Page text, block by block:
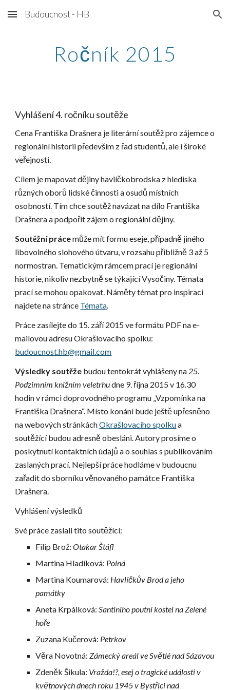
Skip to main content Skip to navigation
Budoucnost - HB
Ročník 2015
Vyhlášení 4. ročníku soutěže
Cena Františka Drašnera je literární soutěž pro zájemce o
regionální historii především z řad studentů, ale i široké
veřejnosti.
Cílem je mapovat dějiny havlíčkobrodska z hlediska
různých oborů lidské činnosti a osudů místních
osobností. Tím chce soutěž navázat na dílo Františka
Drašnera a podpořit zájem o regionální dějiny.
Soutěžní práce může mít formu eseje, případně jiného
libovolného slohového útvaru, v rozsahu přibližně 3 až 5
normostran. Tematickým rámcem prací je regionální
historie, nikoliv nezbytně se týkající Vysočiny. Témata
prací se mohou opakovat. Náměty témat pro inspiraci
najdete na stránce Témata.
Práce zasílejte do 15. září 2015 ve formátu PDF na e-
mailovou adresu Okrašlovacího spolku:
budoucnost.hb@gmail.com
Výsledky soutěže budou tentokrát vyhlášeny na 25.
Podzimním knižním veletrhu dne 9. října 2015 v 16.30
hodin v rámci doprovodného programu „Vzpomínka na
Františka Drašnera“. Místo konání bude ještě upřesněno
na webových stránkáchOkrašlovacího spolku a
soutěžící budou adresně obesláni. Autory prosíme o
poskytnutí kontaktních údajů a o souhlas s publikováním
zaslaných prací. Nejlepší práce hodláme v budoucnu
zařadit do sborníku věnovaného památce Františka
Drašnera.
Vyhlášení výsledků
Své práce zaslali tito soutěžící:
Filip Brož: Otakar Štáfl
Martina Hladíková: Polná
Martina Koumarová: Havlíčkův Brod a jeho
památky
Aneta Krpálková: Santiniho poutní kostel na Zelené
hoře
Zuzana Kučerová: Petrkov
Věra Novotná: Zámecký areál ve Světlé nad Sázavou
Zdeněk Šikula: Vražda!?, esej o tragické události v
květnových dnech roku 1945 v Bystřici nad